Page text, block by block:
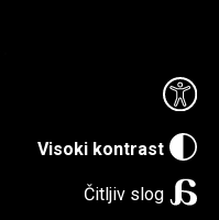
Visoki kontrast
Čitljiv slog